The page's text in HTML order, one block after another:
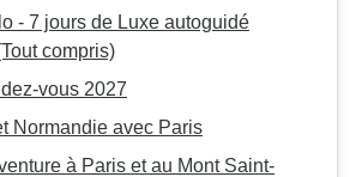
- 7 jours de Luxe autoguidé
compris)
vous 2027
Normandie avec Paris
à Paris et au Mont Saint-